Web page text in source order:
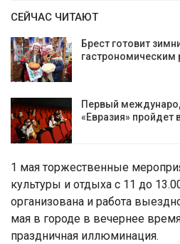
СЕЙЧАС ЧИТАЮТ
Брест готовит
гастрономическим
Первый
«Евразия» пройдет
1 мая торжественные
культуры и отдыха с 11 до
организована и работа
мая в городе в вечернее
праздничная иллюминация.